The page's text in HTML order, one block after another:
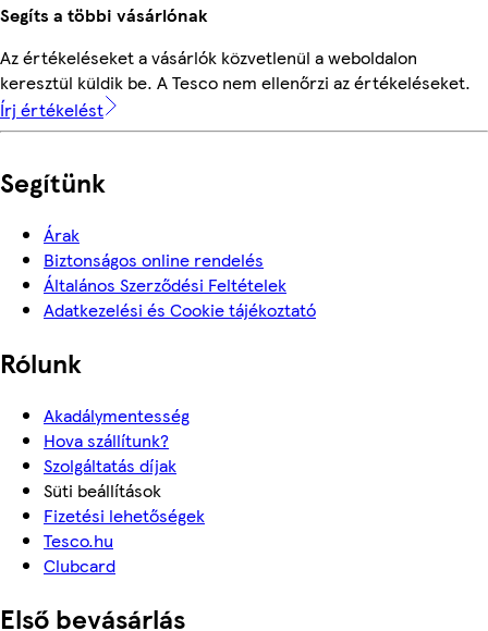
Segíts a többi vásárlónak
Az értékeléseket a vásárlók közvetlenül a weboldalon
keresztül küldik be. A Tesco nem ellenőrzi az értékeléseket.
Írj értékelést
Segítünk
Árak
Biztonságos online rendelés
Általános Szerződési Feltételek
Adatkezelési és Cookie tájékoztató
Rólunk
Akadálymentesség
Hova szállítunk?
Szolgáltatás díjak
Süti beállítások
Fizetési lehetőségek
Tesco.hu
Clubcard
Első bevásárlás